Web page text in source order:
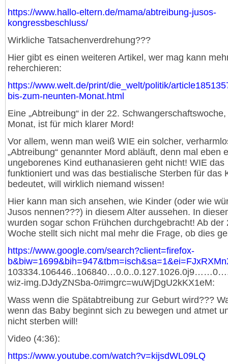
https://www.hallo-eltern.de/mama/abtreibung-jusos-
kongressbeschluss/
Wirkliche Tatsachenverdrehung???
Hier gibt es einen weiteren Artikel, wer mag kann
reherchieren:
https://www.welt.de/print/die_welt/politik/
bis-zum-neunten-Monat.html
Eine „Abtreibung“ in der 22.
Monat, ist für mich klarer Mord!
Vor allem, wenn man weiß WIE ein solcher,
„Abtreibung“ genannter Mord abläuft, denn mal eben
ungeborenes Kind euthanasieren geht nicht! WIE das
funktioniert und was das bestialische Sterben für das
bedeutet, will wirklich niemand wissen!
Hier kann man sich ansehen, wie Kinder (oder wie
Jusos nennen???) in diesem Alter aussehen. In
wurden sogar schon Frühchen durchgebracht! Ab der
Woche stellt sich nicht mal mehr die Frage, ob dies
https://www.google.com/search?client=firefox-
wiz-img.DJdyZNSba-0#imgrc=wuWjDgU2kKX1eM:
Wass wenn die Spätabtreibung zur Geburt wird???
wenn das Baby beginnt sich zu bewegen und atmet
nicht sterben will!
Video (4:36):
https://www.youtube.com/watch?v=kijsdWL09LQ